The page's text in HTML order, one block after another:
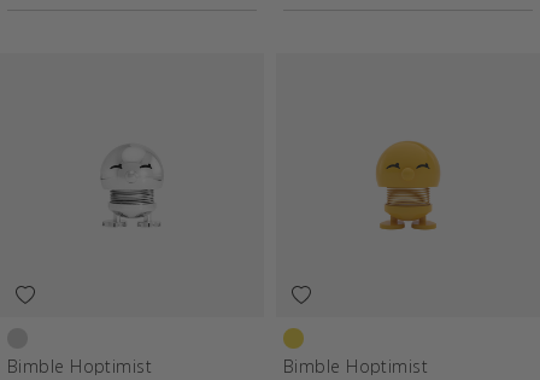
Chrome
Bimble Hoptimist Yellow
Bimble Hoptimist